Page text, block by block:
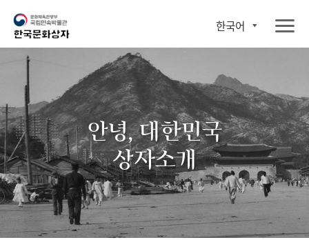
한국어
안녕, 대한민국
상자소개